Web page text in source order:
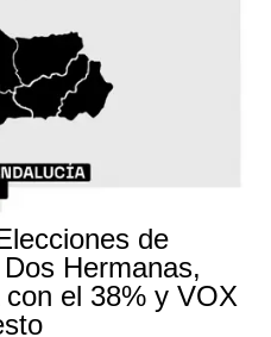
de
Hermanas,
el 38% y VOX